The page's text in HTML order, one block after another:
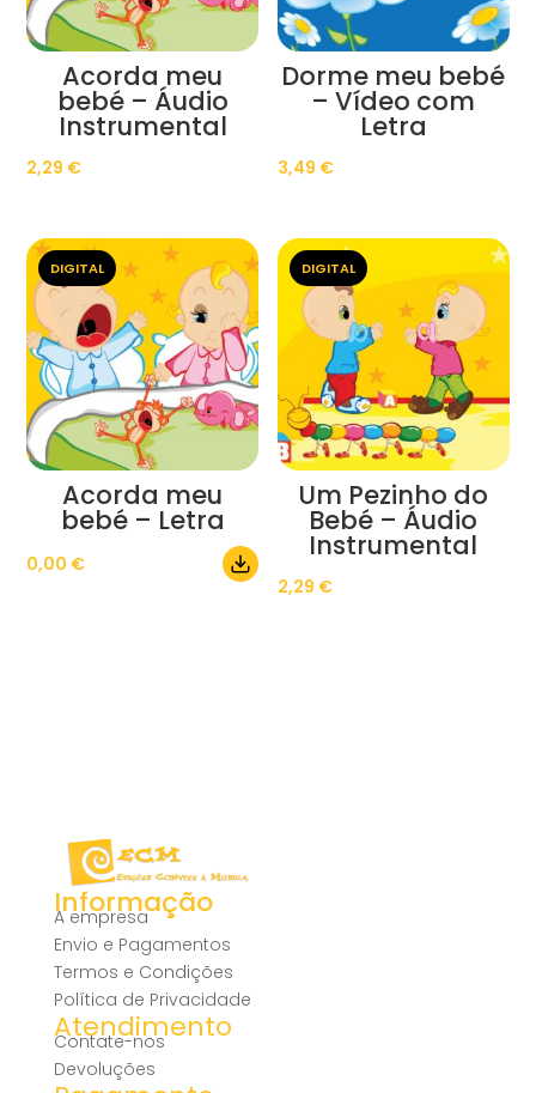
Acorda meu
bebé – Áudio
Instrumental
2,29 €
Dorme meu bebé
– Vídeo com
Letra
3,49 €
DIGITAL
Acorda meu
bebé – Letra
0,00 €
DIGITAL
Um Pezinho do
Bebé – Áudio
Instrumental
2,29 €
Informação
A empresa
Envio e Pagamentos
Termos e Condições
Política de Privacidade
Atendimento
Contate-nos
Devoluções